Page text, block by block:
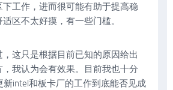
工作，进而很可能有助于提高稳
区不太好摸，有一些门槛。
这只是根据目前已知的原因给出
我认为会有效果。目前我也十分
新intel和板卡厂的工作到底能否见成